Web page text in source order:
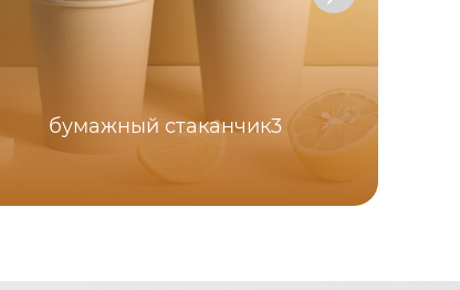
бумажный стаканчик3